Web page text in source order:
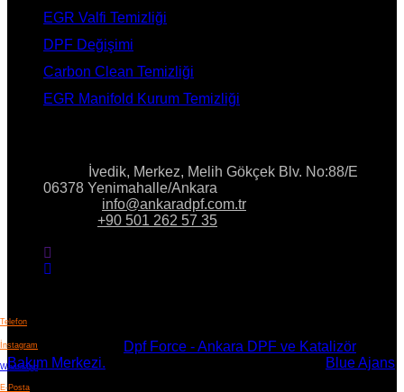
Telefon
İnstagram
Whatsapp
E-Posta
EGR Valfi Temizliği
DPF Değişimi
Carbon Clean Temizliği
EGR Manifold Kurum Temizliği
İvedik, Merkez, Melih Gökçek Blv. No:88/E
06378 Yenimahalle/Ankara
info@ankaradpf.com.tr
+90 501 262 57 35
Copyright © 2023
Dpf Force - Ankara DPF ve Katalizör
Bakım Merkezi.
Blue Ajans